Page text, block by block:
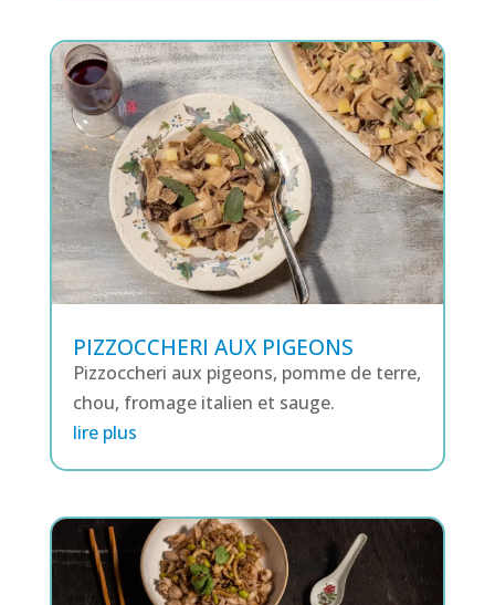
PIZZOCCHERI AUX PIGEONS
Pizzoccheri aux pigeons, pomme de terre,
chou, fromage italien et sauge.
lire plus